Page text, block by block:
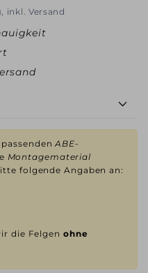
inkl. Versand
ABE-
Montagematerial
folgende Angaben an:
die Felgen ohne